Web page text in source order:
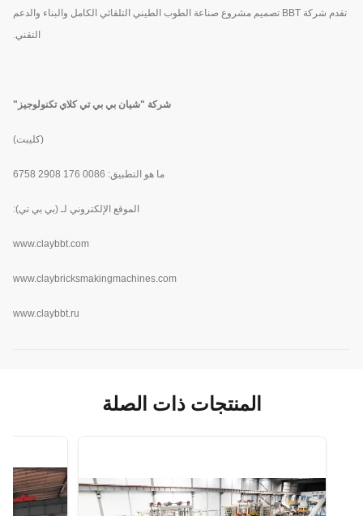
تقدم شركة BBT تصميم مشروع صناعة الطوب الطيني التلقائي الكامل والبناء والدعم
التقني.
شركة "شيان بي بي تي كلاي تكنولوجيز"
(كليبت)
ما هو التطبيق: 0086 176 2908 6758
الموقع الإلكتروني لـ (بي بي تي):
www.claybbt.com
www.claybricksmakingmachines.com
www.claybbt.ru
المنتجات ذات الصلة